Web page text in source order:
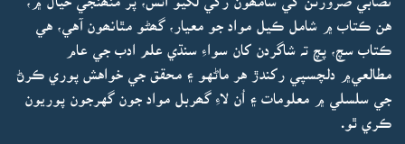
هن ڪتاب ۾ شامل ڪيل مواد جو معيار، گھڻو مٿانھون آهي، هي
ڪتاب سچ، پچ تہ شاگردن کان سواءِ سنڌي علم ادب جي عام
مطالعي۾ دلچسپي رکندڙ هر ماڻهو ۽ محقق جي خواهش پوري ڪرڻ
جي سلسلي ۾ معلومات ۽ اُن لاءِ گھربل مواد جون گهرجون پوريون
ڪري ٿو.